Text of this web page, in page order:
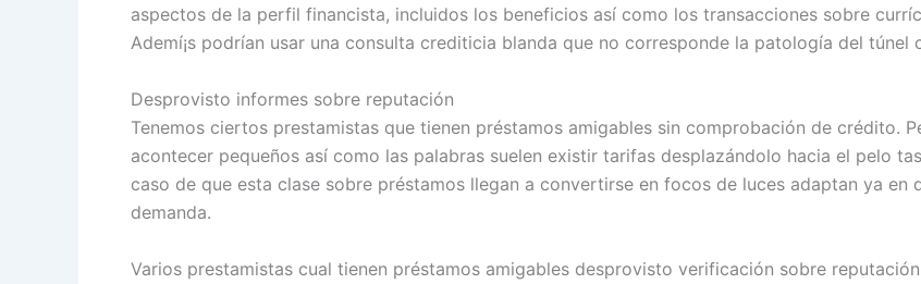
aspectos de la perfil financista, incluidos los beneficios así­ como los transacciones sobre
Ademí¡s podrían usar una consulta crediticia blanda que no corresponde la patologí­a del túnel
Desprovisto informes sobre reputación
Tenemos ciertos prestamistas que tienen préstamos amigables sin comprobación de crédito.
acontecer pequeños así­ como las palabras suelen existir tarifas desplazándolo hacia el pelo
caso de que esta clase sobre préstamos llegan a convertirse en focos de luces adaptan ya en
demanda.
Varios prestamistas cual tienen préstamos amigables desprovisto verificación sobre